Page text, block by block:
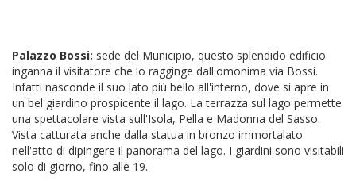
Palazzo Bossi: sede del Municipio, questo splendido edificio
inganna il visitatore che lo ragginge dall'omonima via Bossi.
Infatti nasconde il suo lato più bello all'interno, dove si apre in
un bel giardino prospicente il lago. La terrazza sul lago permette
una spettacolare vista sull'Isola, Pella e Madonna del Sasso.
Vista catturata anche dalla statua in bronzo immortalato
nell'atto di dipingere il panorama del lago. I giardini sono visitabili
solo di giorno, fino alle 19.